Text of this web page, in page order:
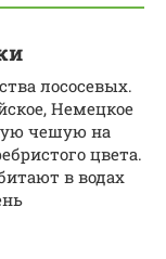
лососевых.
Немецкое
чешую на
цвета.
в водах